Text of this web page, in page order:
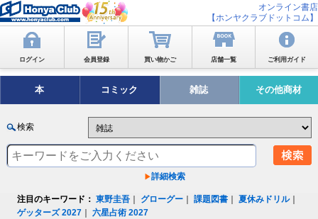
オンライン書店
【ホンヤクラブドットコム】
ログイン 会員登録 買い物かご 店舗一覧 ご利用ガイド
本 コミック 雑誌 その他商材
検索
詳細検索
注目のキーワード： 東野圭吾 グローグー ｜課題図書 ｜夏休みドリル｜
ゲッターズ 2027 ｜六星占術 2027